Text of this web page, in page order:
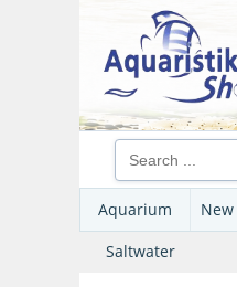
Aquarium New
Saltwater